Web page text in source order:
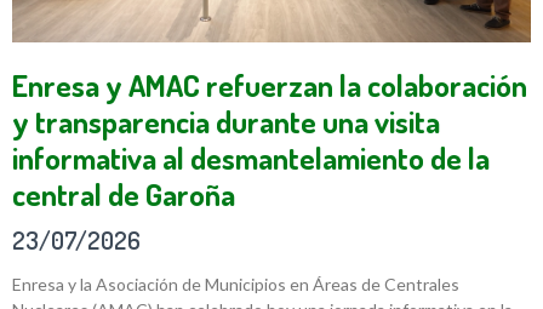
Enresa y AMAC refuerzan la colaboración
y transparencia durante una visita
informativa al desmantelamiento de la
central de Garoña
23/07/2026
Enresa y la Asociación de Municipios en Áreas de Centrales